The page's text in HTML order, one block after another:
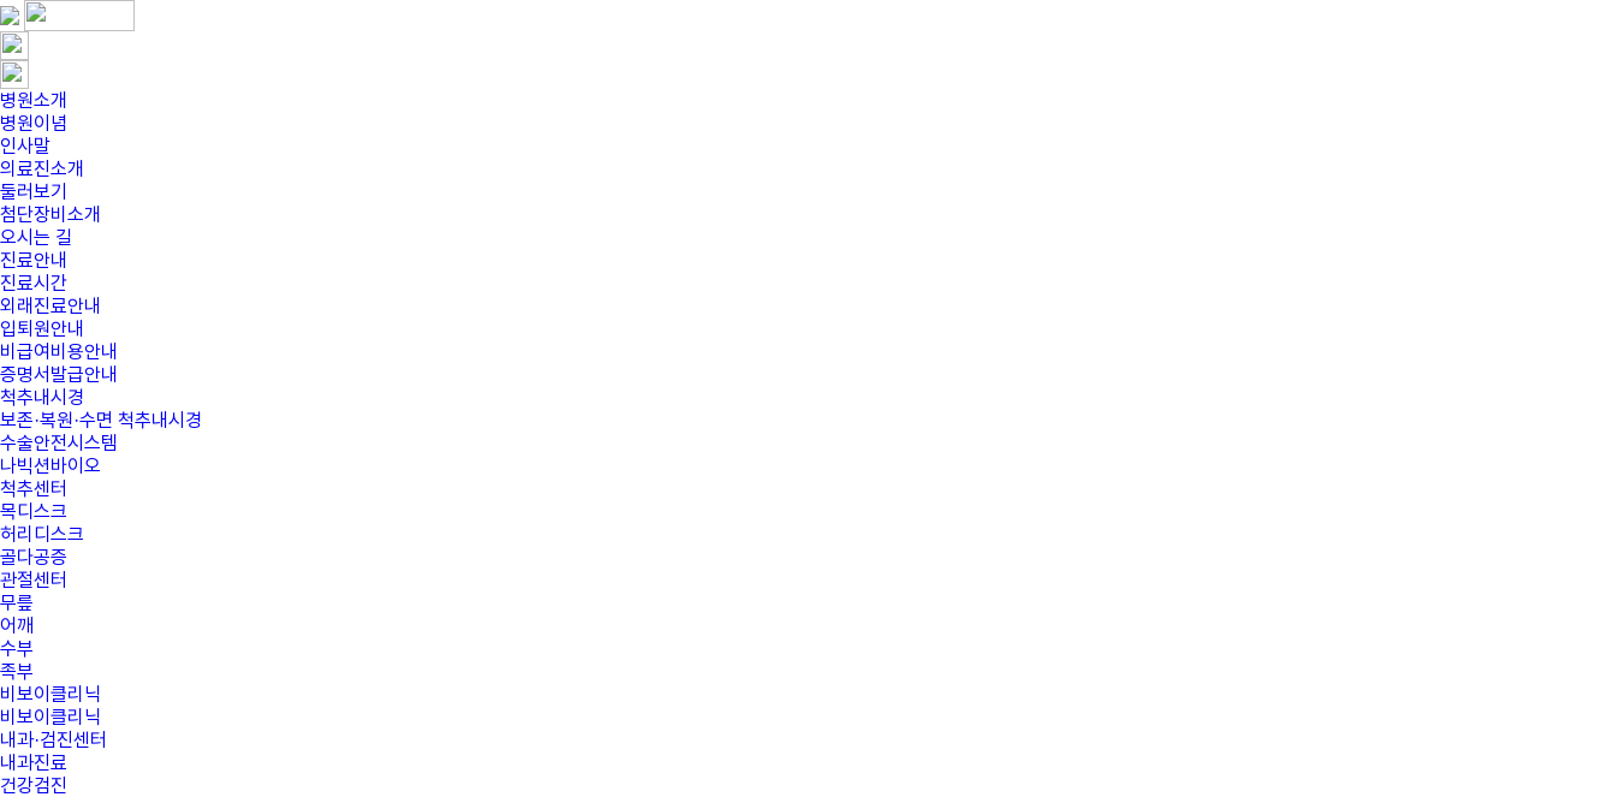
병원소개
병원이념
인사말
의료진소개
둘러보기
첨단장비소개
오시는 길
진료안내
진료시간
외래진료안내
입퇴원안내
비급여비용안내
증명서발급안내
척추내시경
보존·복원·수면 척추내시경
수술안전시스템
나빅션바이오
척추센터
목디스크
허리디스크
골다공증
관절센터
무릎
어깨
수부
족부
비보이클리닉
비보이클리닉
내과·검진센터
내과진료
건강검진